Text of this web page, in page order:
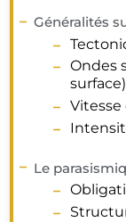
Généralités
Ondes
surface)
Le